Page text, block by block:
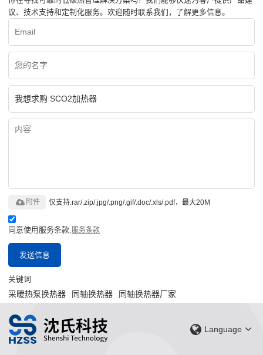
议、技术支持和定制化服务。欢迎随时联系我们，了解更多信息。
仅支持.rar/.zip/.jpg/.png/.gif/.doc/.xls/.pdf，最大20M
附件
同意使用服务条款,服务条款
发送信息
关键词
采暖热泵换热器 同轴换热器 同轴换热器厂家
Language